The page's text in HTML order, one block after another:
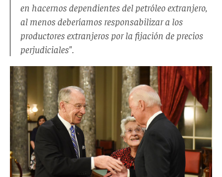
en hacernos dependientes del petróleo extranjero,
al menos deberíamos responsabilizar a los
productores extranjeros por la fijación de precios
perjudiciales".
Chuck
Grassley
y
Joe
Biden.png